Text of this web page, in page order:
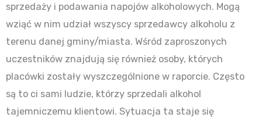
sprzedaży i podawania napojów alkoholowych. Mogą
wziąć w nim udział wszyscy sprzedawcy alkoholu z
terenu danej gminy/miasta. Wśród zaproszonych
uczestników znajdują się również osoby, których
placówki zostały wyszczególnione w raporcie. Często
są to ci sami ludzie, którzy sprzedali alkohol
tajemniczemu klientowi. Sytuacja ta staje się